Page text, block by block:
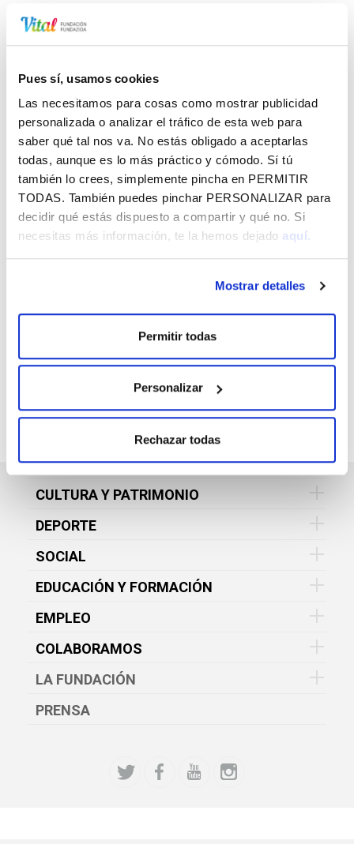
Pues sí, usamos cookies
Las necesitamos para cosas como mostrar publicidad
personalizada o analizar el tráfico de esta web para
saber qué tal nos va. No estás obligado a aceptarlas
todas, aunque es lo más práctico y cómodo. Sí tú
también lo crees, simplemente pincha en PERMITIR
TODAS. También puedes pinchar PERSONALIZAR para
decidir qué estás dispuesto a compartir y qué no. Si
necesitas más información, te la hemos dejado aquí.
Mostrar detalles
Permitir todas
Personalizar
Rechazar todas
Forma de actuación
Campus Vitoria-Gasteiz de Parque Tecnológico de Euskadi,
situado en Miñano, las y los escolares conocen la realidad
del emprendimiento a través de talleres, charlas e
intercambio de ideas con las personas promotoras. Se
imparten en castellano o en euskera.
Consulta más información del proyectoaquí
EN FUNDACIÓN VITAL Y RECÍBELO EN
TU EMAIL GRATIS
CULTURA Y PATRIMONIO
DEPORTE
SOCIAL
EDUCACIÓN Y FORMACIÓN
EMPLEO
COLABORAMOS
LA FUNDACIÓN
PRENSA